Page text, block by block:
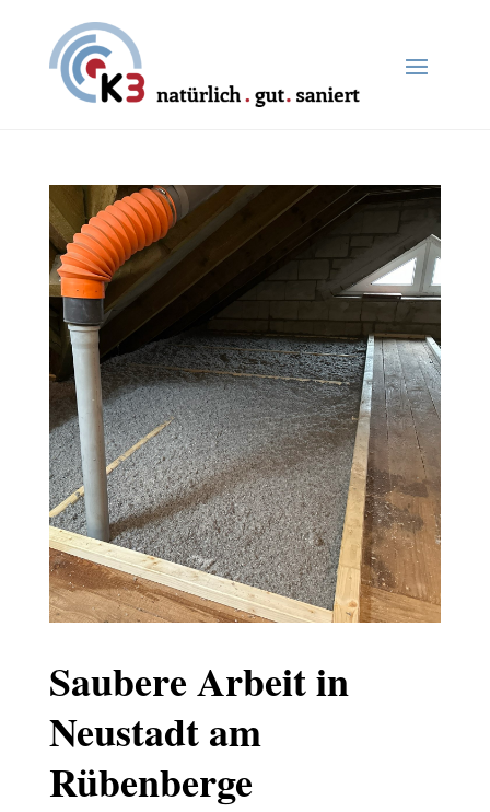
Saubere Arbeit in
Neustadt am
Rübenberge